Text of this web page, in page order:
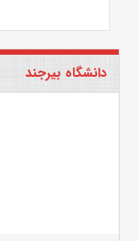
دانشگاه بیرجند